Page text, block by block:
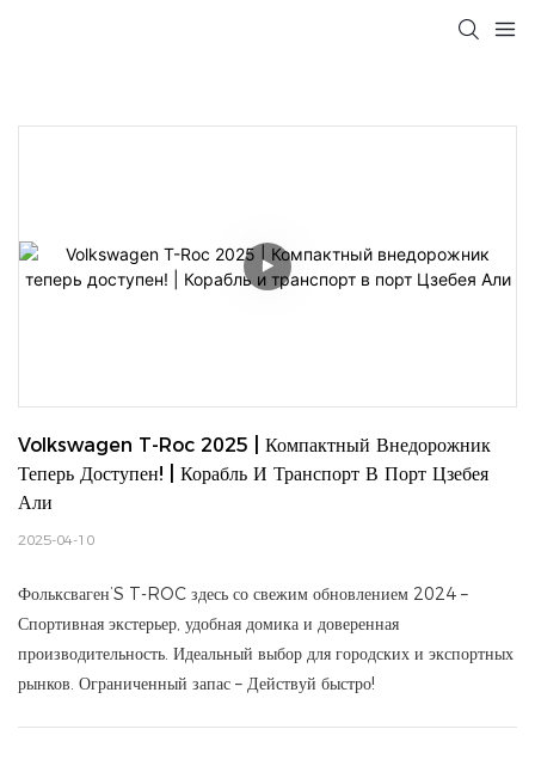
Volkswagen T-Roc 2025 | Компактный Внедорожник
Теперь Доступен! | Корабль И Транспорт В Порт Цзебея
Али
2025-04-10
Фольксваген’S T-ROC здесь со свежим обновлением 2024 –
Спортивная экстерьер, удобная домика и доверенная
производительность. Идеальный выбор для городских и экспортных
рынков. Ограниченный запас – Действуй быстро!